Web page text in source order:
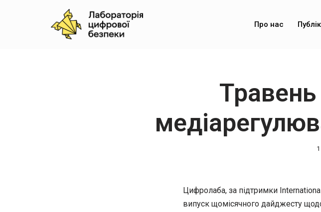
Про нас
Цифролаба, за підтримки
випуск щомісячного дайджесту